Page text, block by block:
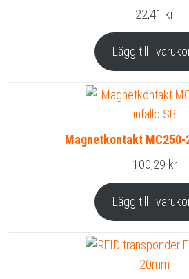
22,41 kr
Lägg till i
Magnetkontakt
100,29 kr
Lägg till i